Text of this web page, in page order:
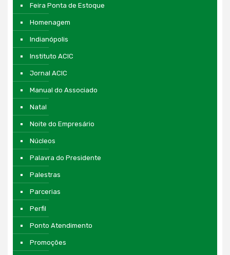
Feira Ponta de Estoque
Homenagem
Indianópolis
Instituto ACIC
Jornal ACIC
Manual do Associado
Natal
Noite do Empresário
Núcleos
Palavra do Presidente
Palestras
Parcerias
Perfil
Ponto Atendimento
Promoções